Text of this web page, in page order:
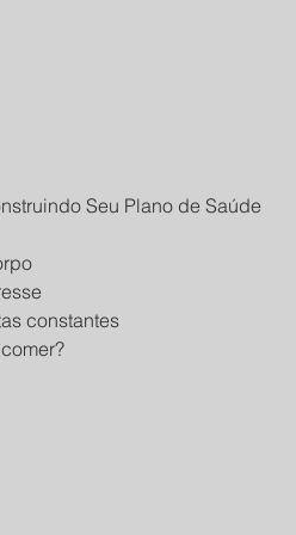
Seu Plano de Saúde
constantes